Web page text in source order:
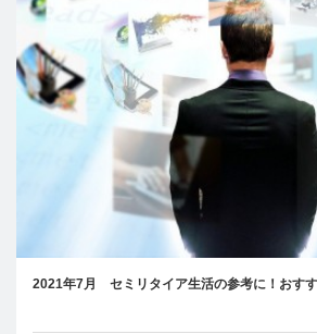
2021年7月 セミリタイア生活の参考に！おす